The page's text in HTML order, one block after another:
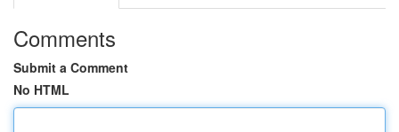
Comments
Submit a Comment
No HTML